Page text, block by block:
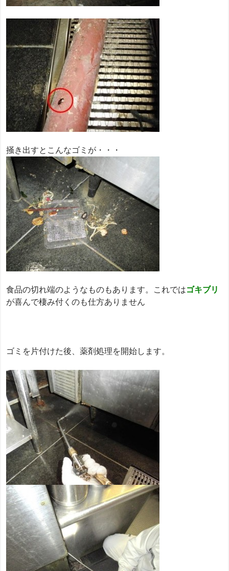
掻き出すとこんなゴミが・・・
食品の切れ端のようなものもあります。これではゴキブリ
が喜んで棲み付くのも仕方ありません
ゴミを片付けた後、薬剤処理を開始します。